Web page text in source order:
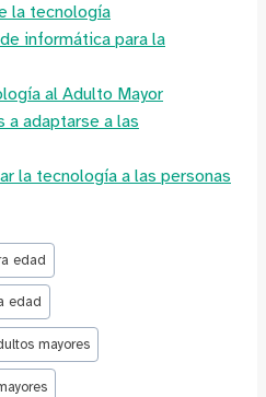
la tecnología
informática para la
al Adulto Mayor
a adaptarse a las
la tecnología a las personas
edad
edad
mayores